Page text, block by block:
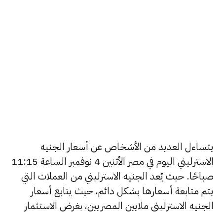
يتساءل العديد من الأشخاص عن أسعار الجنيه
الاسترليني اليوم في مصر الأثنين 4 نوفمبر الساعة 11:15
صباحًا. حيث يُعد الجنيه الاسترليني من العملات التي
يتم متابعة أسعارها بشكل دائم، حيث يتابع أسعار
الجنيه الاسترليني ملايين المصريين، بغرض الاستثمار